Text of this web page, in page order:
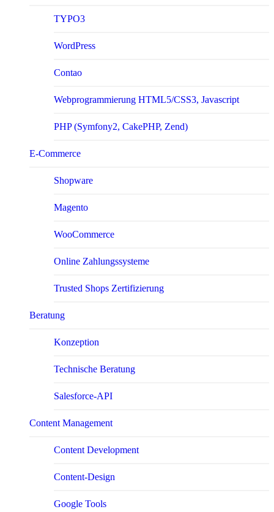
TYPO3
WordPress
Contao
Webprogrammierung HTML5/CSS3, Javascript
PHP (Symfony2, CakePHP, Zend)
E-Com­merce
Shopware
Magento
WooCommerce
Online Zahlungssysteme
Trusted Shops Zertifizierung
Beratung
Konzeption
Technische Beratung
Salesforce-API
Content Management
Content Development
Content-Design
Google Tools